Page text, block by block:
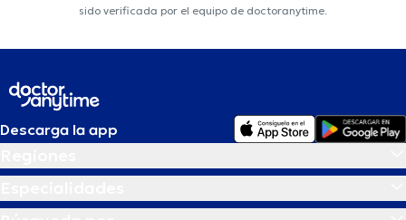
sido verificada por el equipo de doctoranytime.
Descarga la app